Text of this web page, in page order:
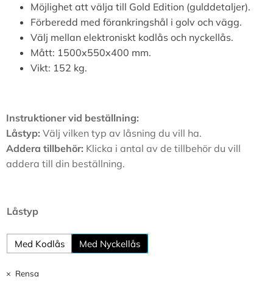
Möjlighet att välja till Gold Edition (gulddetaljer).
Förberedd med förankringshål i golv och vägg.
Välj mellan elektroniskt kodlås och nyckellås.
Mått: 1500x550x400 mm.
Vikt: 152 kg.
Instruktioner vid beställning:
Låstyp: Välj vilken typ av låsning du vill ha.
Addera tillbehör: Klicka i antal av de tillbehör du vill
addera till din beställning.
Låstyp
Med Kodlås Med Nyckellås
Rensa
Alternative: